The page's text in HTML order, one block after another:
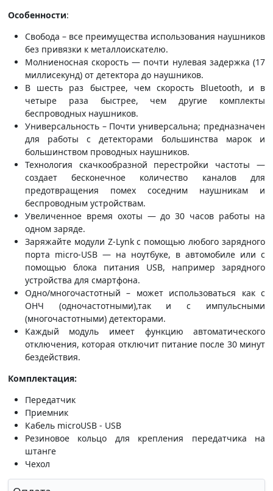
Особенности:
Свобода – все преимущества использования наушников
без привязки к металлоискателю.
Молниеносная скорость — почти нулевая задержка (17
миллисекунд) от детектора до наушников.
В шесть раз быстрее, чем скорость Bluetooth, и в
четыре раза быстрее, чем другие комплекты
беспроводных наушников.
Универсальность – Почти универсальна; предназначен
для работы с детекторами большинства марок и
большинством проводных наушников.
Технология скачкообразной перестройки частоты —
создает бесконечное количество каналов для
предотвращения помех соседним наушникам и
беспроводным устройствам.
Увеличенное время охоты — до 30 часов работы на
одном заряде.
Заряжайте модули Z-Lynk с помощью любого зарядного
порта micro-USB — на ноутбуке, в автомобиле или с
помощью блока питания USB, например зарядного
устройства для смартфона.
Одно/многочастотный – может использоваться как с
ОНЧ (одночастотными),так и с импульсными
(многочастотными) детекторами.
Каждый модуль имеет функцию автоматического
отключения, которая отключит питание после 30 минут
бездействия.
Комплектация:
Передатчик
Приемник
Кабель microUSB - USB
Резиновое кольцо для крепления передатчика на
штанге
Чехол